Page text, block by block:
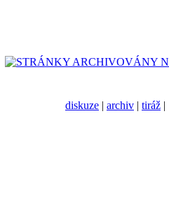
diskuze | archiv | tiráž |